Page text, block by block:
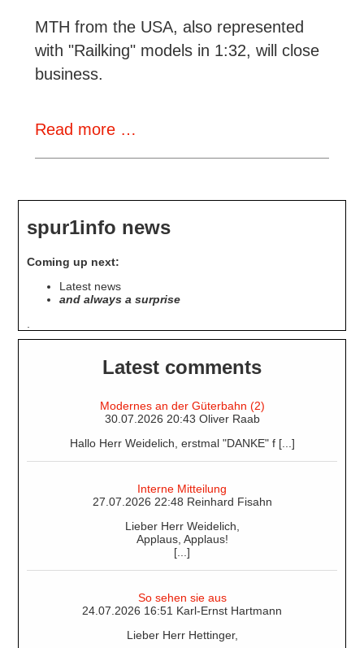
MTH from the USA, also represented
with "Railking" models in 1:32, will close
business.
Read more …
closed
spur1info news
Coming up next:
Latest news
and always a surprise
.
Latest comments
Modernes an der Güterbahn (2)
30.07.2026 20:43 Oliver Raab
Hallo Herr Weidelich, erstmal "DANKE" f [...]
Interne Mitteilung
27.07.2026 22:48 Reinhard Fisahn
Lieber Herr Weidelich,
Applaus, Applaus!
[...]
So sehen sie aus
24.07.2026 16:51 Karl-Ernst Hartmann
Lieber Herr Hettinger,